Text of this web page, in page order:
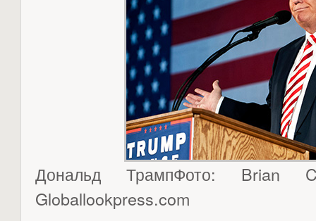
Дональд ТрампФото:
Globallookpress.com